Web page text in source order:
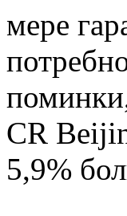
мере
CR
5,9%